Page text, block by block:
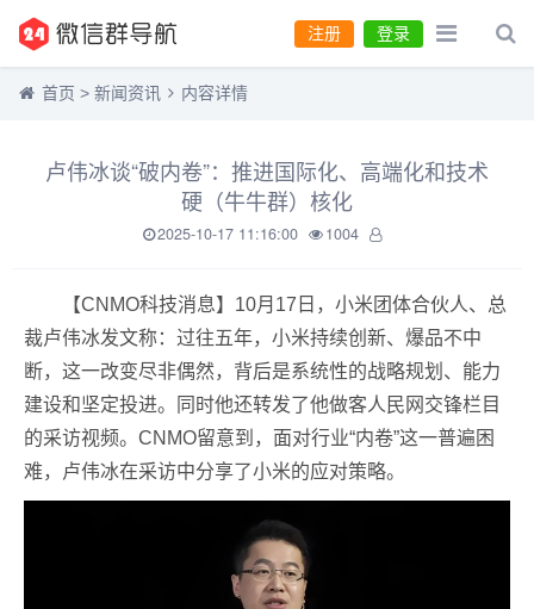
登录
注册
首页 > 新闻资讯 内容详情
卢伟冰谈“破内卷”：推进国际化、高端化和技术
硬（牛牛群）核化
2025-10-17 11:16:00 1004
【CNMO科技消息】10月17日，小米团体合伙人、总
裁卢伟冰发文称：过往五年，小米持续创新、爆品不中
断，这一改变尽非偶然，背后是系统性的战略规划、能力
建设和坚定投进。同时他还转发了他做客人民网交锋栏目
的采访视频。CNMO留意到，面对行业“内卷”这一普遍困
难，卢伟冰在采访中分享了小米的应对策略。